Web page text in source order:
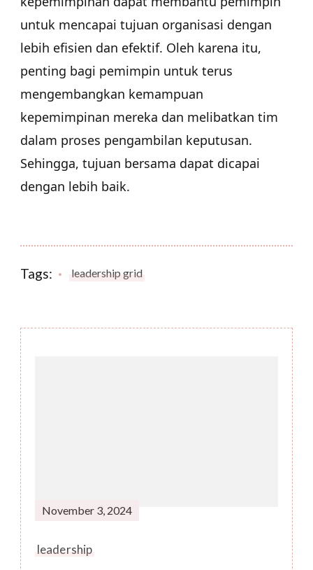
untuk mencapai tujuan organisasi dengan
lebih efisien dan efektif. Oleh karena itu,
penting bagi pemimpin untuk terus
mengembangkan kemampuan
kepemimpinan mereka dan melibatkan tim
dalam proses pengambilan keputusan.
Sehingga, tujuan bersama dapat dicapai
dengan lebih baik.
Tags: leadership grid
November 3, 2024
leadership